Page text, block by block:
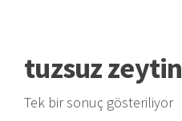
tuzsuz zeytin
Tek bir sonuç gösteriliyor